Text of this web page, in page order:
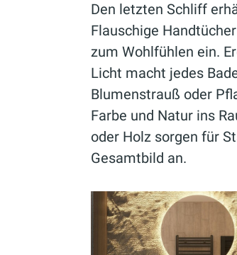
Den letzten Schliff
Flauschige
zum Wohlfühlen ein.
Licht macht jedes
Blumenstrauß oder
Farbe und Natur ins
oder Holz sorgen für
Gesamtbild an.